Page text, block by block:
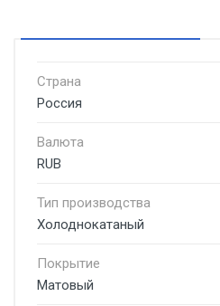
Страна
Россия
Валюта
RUB
Тип производства
Холоднокатаный
Покрытие
Матовый